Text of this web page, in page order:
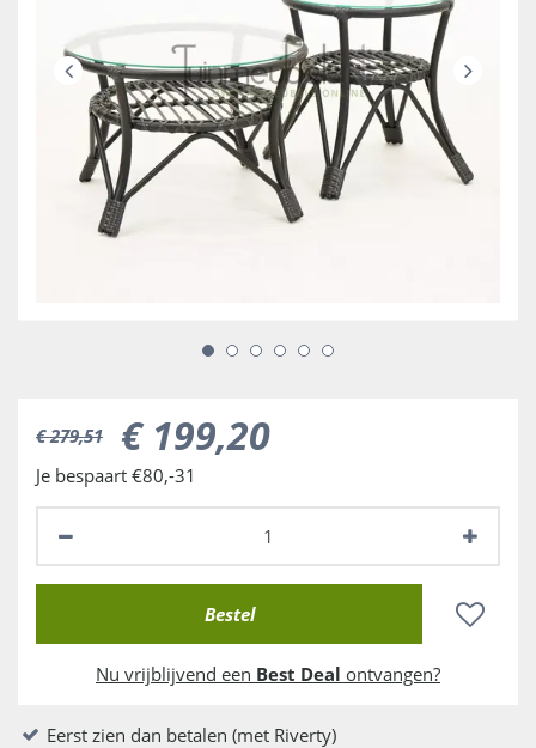
€ 279,51 € 199,20
Je bespaart €80,-31
Nu vrijblijvend een Best Deal ontvangen?
Eerst zien dan betalen (met Riverty)